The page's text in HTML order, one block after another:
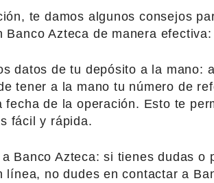
te damos algunos consejos
Banco Azteca de manera efectiva:
datos de tu depósito a la mano:
tener a la mano tu número de
fecha de la operación. Esto te
fácil y rápida.
Banco Azteca: si tienes dudas o
línea, no dudes en contactar a